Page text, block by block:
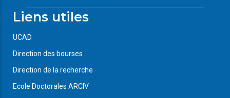
Liens utiles
UCAD
Direction des bourses
Direction de la recherche
Ecole Doctorales ARCIV